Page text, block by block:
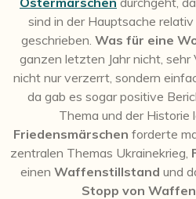
sind in der Hauptsache
geschrieben. Was für eine
ganzen letzten Jahr nicht, sehr
nicht nur verzerrt, sondern
da gab es sogar positive
Thema und der Historie
Friedensmärschen forderte
zentralen Themas Ukrainekrieg,
einen Waffenstillstand und
Stopp von